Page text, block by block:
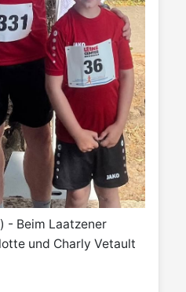
- Beim Laatzener
und Charly Vetault